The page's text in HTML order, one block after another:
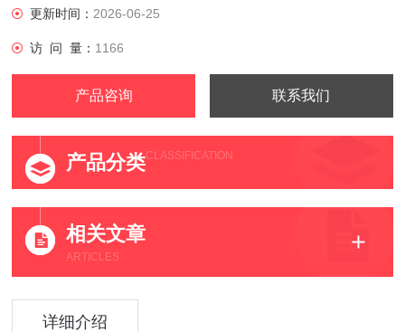
更新时间： 2026-06-25
访 问 量： 1166
产品咨询 联系我们
产品分类CLASSIFICATION
相关文章
ARTICLES
详细介绍